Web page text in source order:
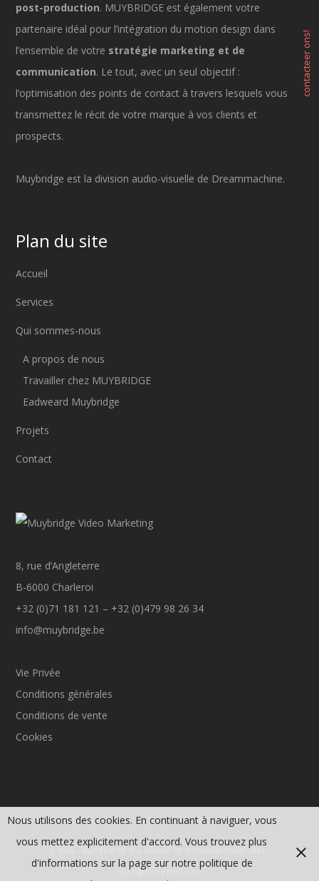
post-production. MUYBRIDGE est également votre
partenaire idéal pour l’intégration du motion design dans
l’ensemble de votre stratégie marketing et de
communication. Le tout, avec un seul objectif :
l’optimisation des points de contact à travers lesquels vous
transmettez le récit de votre marque à vos clients et
prospects.
Muybridge est la division audio-visuelle de Dreammachine.
Plan du site
Accueil
Services
Qui sommes-nous
A propos de nous
Travailler chez MUYBRIDGE
Eadweard Muybridge
Projets
Contact
8, rue d’Angleterre
B-6000 Charleroi
+32 (0)71 181 121 – +32 (0)479 98 26 34
info@muybridge.be
Vie Privée
Conditions générales
Conditions de vente
Cookies
Ⓒ 2024 - MUYBRIDGE IS A BRAND OF DREAMMACHINE SPRL -
INFO@MUYBRIDGE.BE
contacteer ons!
Nous utilisons des cookies. En continuant à naviguer, vous
vous mettez explicitement d'accord. Vous trouvez plus
d'informations sur la page sur notre politique de